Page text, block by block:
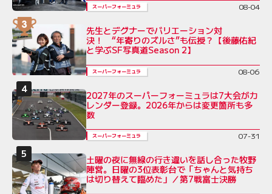
スーパーフォーミュラ 08-04
先生とデグナーでバリエーション対
決！ “年寄りのズルさ”も伝授？【後藤佑紀
と学ぶSF写真道Season 2】
スーパーフォーミュラ 08-06
2027年のスーパーフォーミュラは7大会がカ
レンダー登録。2026年からは変更箇所も多
数
スーパーフォーミュラ 07-31
土曜の夜に無線の行き違いを話し合った牧野
陣営。日曜の3位表彰台で「ちゃんと気持ち
は切り替えて臨めた」／第7戦富士決勝